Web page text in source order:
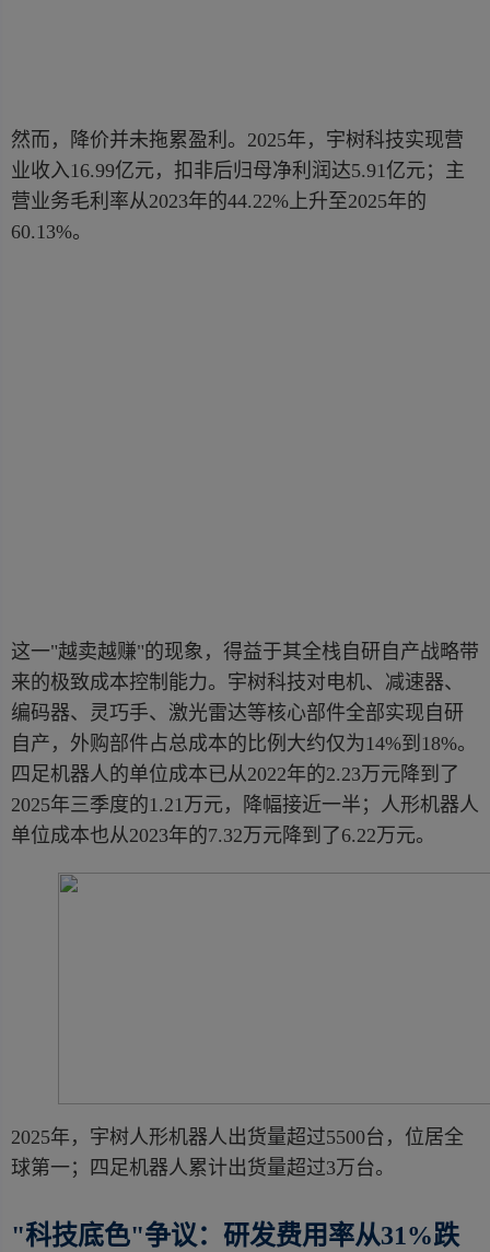
然而，降价并未拖累盈利。2025年，宇树科技实现营
业收入16.99亿元，扣非后归母净利润达5.91亿元；主
营业务毛利率从2023年的44.22%上升至2025年的
60.13%。
这一"越卖越赚"的现象，得益于其全栈自研自产战略带
来的极致成本控制能力。宇树科技对电机、减速器、
编码器、灵巧手、激光雷达等核心部件全部实现自研
自产，外购部件占总成本的比例大约仅为14%到18%。
四足机器人的单位成本已从2022年的2.23万元降到了
2025年三季度的1.21万元，降幅接近一半；人形机器人
单位成本也从2023年的7.32万元降到了6.22万元。
2025年，宇树人形机器人出货量超过5500台，位居全
球第一；四足机器人累计出货量超过3万台。
"科技底色"争议：研发费用率从31%跌